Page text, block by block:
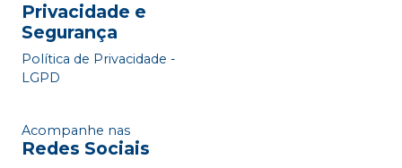
Privacidade e
Segurança
Política de Privacidade -
LGPD
Acompanhe nas
Redes Sociais